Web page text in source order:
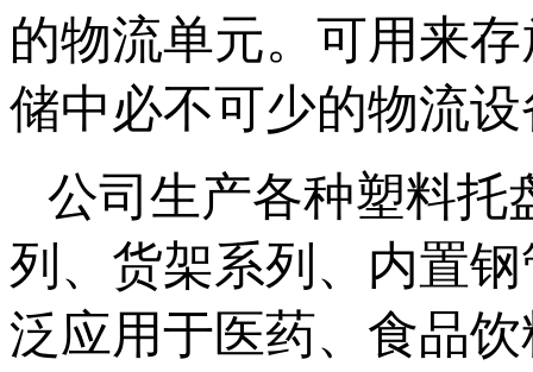
的物流单元。可用来
储中必不可少的物流
公司生产各种塑料托
列、货架系列、内置
泛应用于医药、食品